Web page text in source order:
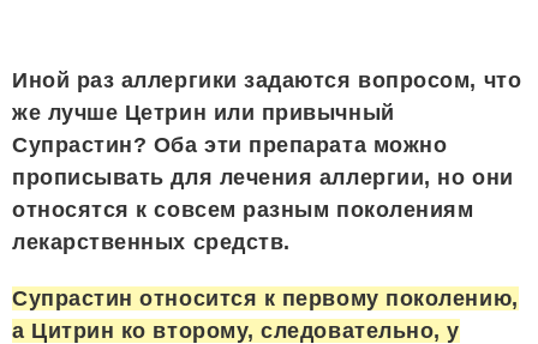
Иной раз аллергики задаются вопросом, что
же лучше Цетрин или привычный
Супрастин? Оба эти препарата можно
прописывать для лечения аллергии, но они
относятся к совсем разным поколениям
лекарственных средств.
Супрастин относится к первому поколению,
а Цитрин ко второму, следовательно, у